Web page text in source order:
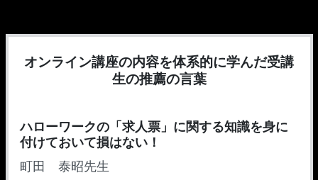
オンライン講座の内容を体系的に学んだ受講
生の推薦の言葉
ハローワークの「求人票」に関する知識を身に
付けておいて損はない！
町田 泰昭先生